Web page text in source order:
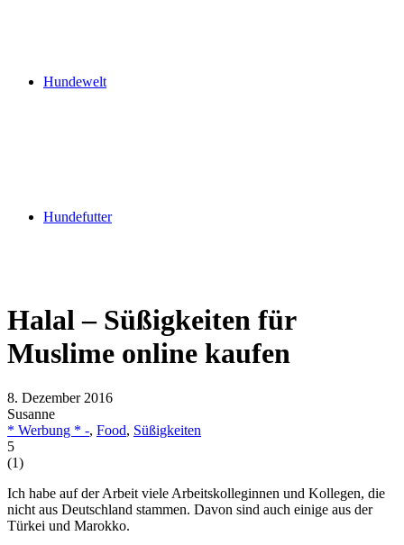
Hundewelt
Hundefutter
Halal – Süßigkeiten für
Muslime online kaufen
8. Dezember 2016
Susanne
* Werbung * -, Food, Süßigkeiten
5
(1)
Ich habe auf der Arbeit viele Arbeitskolleginnen und Kollegen, die
nicht aus Deutschland stammen. Davon sind auch einige aus der
Türkei und Marokko.